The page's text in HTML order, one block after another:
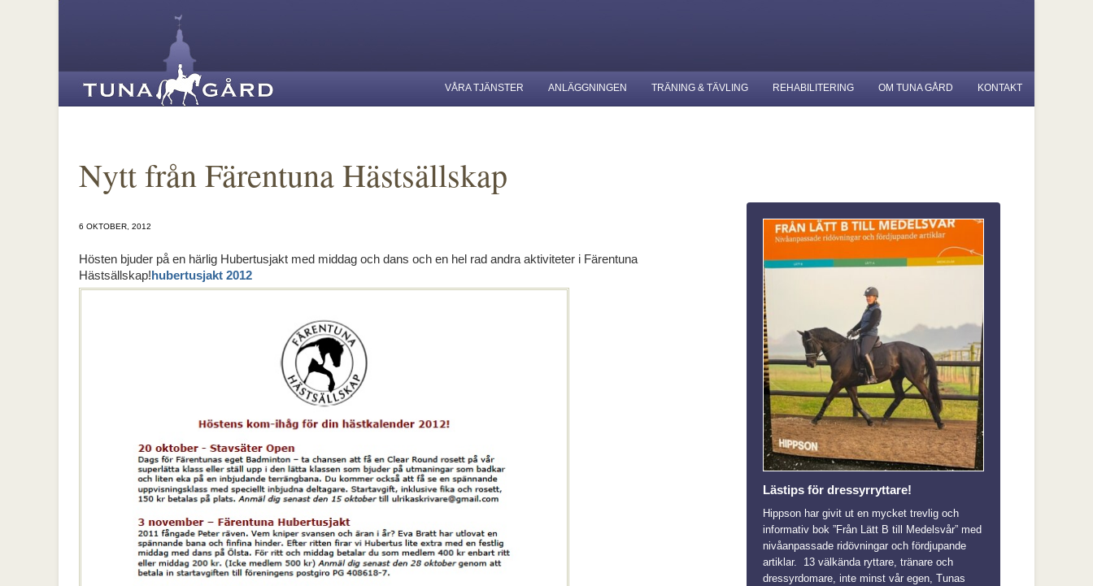
VÅRA TJÄNSTER ANLÄGGNINGEN TRÄNING & TÄVLING REHABILITERING OM TUNA GÅRD KONTAKT
Nytt från Färentuna Hästsällskap
6 OKTOBER, 2012
Hösten bjuder på en härlig Hubertusjakt med middag och dans och en hel rad andra aktiviteter i Färentuna
Hästsällskap! hubertusjakt 2012
Lästips för dressyrryttare!
Hippson har givit ut en mycket trevlig och
informativ bok ”Från Lätt B till Medelsvår” med
nivåanpassade ridövningar och fördjupande
artiklar. 13 välkända ryttare, tränare och
dressyrdomare, inte minst vår egen, Tunas